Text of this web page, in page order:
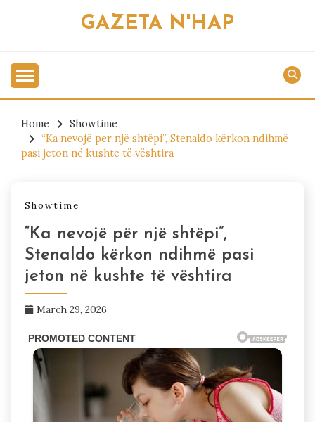
GAZETA N'HAP
Home
Showtime
“Ka nevojë për një shtëpi”, Stenaldo kërkon ndihmë
pasi jeton në kushte të vështira
Showtime
“Ka nevojë për një shtëpi”,
Stenaldo kërkon ndihmë pasi
jeton në kushte të vështira
March 29, 2026